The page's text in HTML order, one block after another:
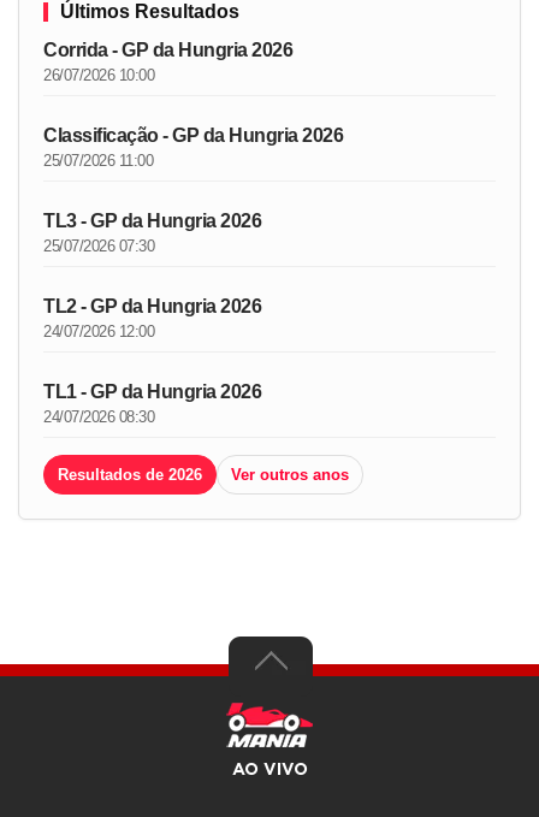
Últimos Resultados
Corrida - GP da Hungria 2026
26/07/2026 10:00
Classificação - GP da Hungria 2026
25/07/2026 11:00
TL3 - GP da Hungria 2026
25/07/2026 07:30
TL2 - GP da Hungria 2026
24/07/2026 12:00
TL1 - GP da Hungria 2026
24/07/2026 08:30
Resultados de 2026 Ver outros anos
AO VIVO